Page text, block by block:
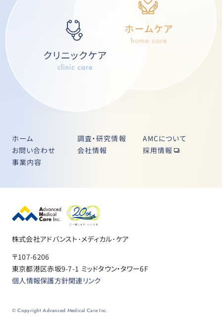
ホーム 調査・研究情報
AMCについて
お問い合わせ
会社情報
採用情報
事業内容
株式会社アドバンスト･メディカル･ケア
〒107-6206
東京都港区赤坂9-7-1 ミッドタウン・タワー6F
個人情報保護方針関連リンク
© Copyright Advanced Medical Care Inc.